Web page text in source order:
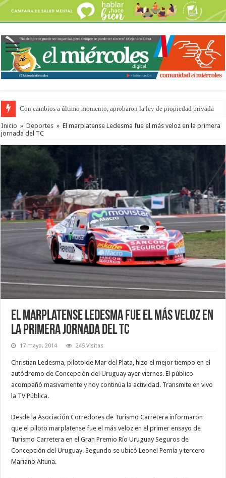
Con cambios a último momento, aprobaron la ley de propiedad privada
Inicio » Deportes » El marplatense Ledesma fue el más veloz en la primera
jornada del TC
El marplatense Ledesma fue el más veloz en
la primera jornada del TC
17 mayo, 2014 245 Visitas
Christian Ledesma, piloto de Mar del Plata, hizo el mejor tiempo en el
autódromo de Concepción del Uruguay ayer viernes. El público
acompañó masivamente y hoy continúa la actividad. Transmite en vivo
la TV Pública.
Desde la Asociación Corredores de Turismo Carretera informaron
que el piloto marplatense fue el más veloz en el primer ensayo de
Turismo Carretera en el Gran Premio Río Uruguay Seguros de
Concepción del Uruguay. Segundo se ubicó Leonel Pernía y tercero
Mariano Altuna.